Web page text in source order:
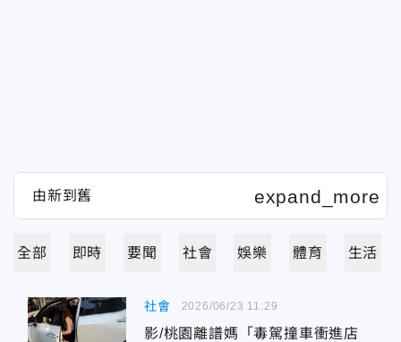
全部 即時 要聞 社會 娛樂 體育 生活
社會
影/桃園離譜媽「毒駕撞車衝進店
2026/06/23 11:29